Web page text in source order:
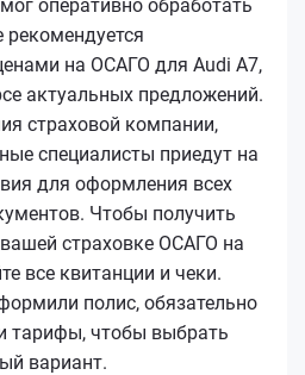
оперативно обработать
рекомендуется
на ОСАГО для Audi A7,
актуальных предложений.
страховой компании,
специалисты приедут на
для оформления всех
Чтобы получить
страховке ОСАГО на
все квитанции и чеки.
полис, обязательно
тарифы, чтобы выбрать
вариант.